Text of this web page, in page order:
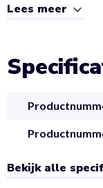
Lees meer
Bekijk alle